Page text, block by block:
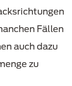
Fällen
auch dazu
zu